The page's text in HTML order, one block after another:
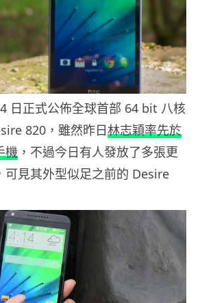
日正式公佈全球首部 64 bit 八核
820，雖然昨日林志穎率先於
機 ，不過今日有人發放了多張更
可見其外型似足之前的 Desire